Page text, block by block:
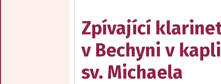
Zpívající
v Bechyni v kapli
sv. Michaela